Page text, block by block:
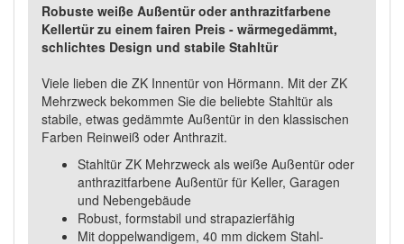
Robuste weiße Außentür oder anthrazitfarbene
Kellertür zu einem fairen Preis - wärmegedämmt,
schlichtes Design und stabile Stahltür
Viele lieben die ZK Innentür von Hörmann. Mit der ZK
Mehrzweck bekommen Sie die beliebte Stahltür als
stabile, etwas gedämmte Außentür in den klassischen
Farben Reinweiß oder Anthrazit.
Stahltür ZK Mehrzweck als weiße Außentür oder
anthrazitfarbene Außentür für Keller, Garagen
und Nebengebäude
Robust, formstabil und strapazierfähig
Mit doppelwandigem, 40 mm dickem Stahl-